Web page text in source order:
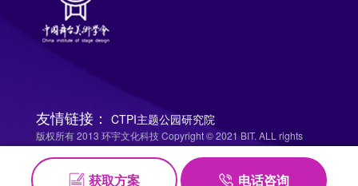
获取方案 电话咨询
友情链接： CTPI主题公园研究院
版权所有 2013 环宇文化科技 Copyright © 2021 BIT. ALL rights
reserved.粤ICP备05116923号-5